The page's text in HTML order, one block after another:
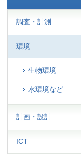
調査・計測
環境
生物環境
水環境など
計画・設計
ICT